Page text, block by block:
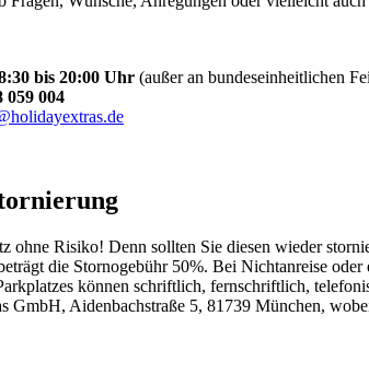
bis 20:00 Uhr (außer an bundeseinheitlichen
059 004
ohne Risiko! Denn sollten Sie diesen wieder
die Stornogebühr 50%. Bei Nichtanreise
können schriftlich, fernschriftlich,
GmbH, Aidenbachstraße 5, 81739 München,